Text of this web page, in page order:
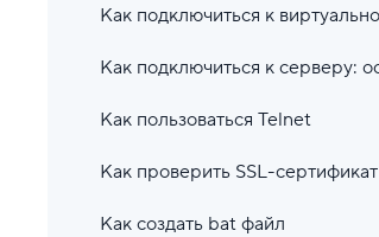
Как пользоваться Telnet
Как проверить SSL-сертификат
Как создать bat файл